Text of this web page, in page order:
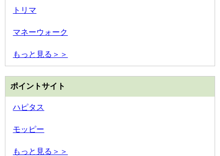
トリマ
マネーウォーク
もっと見る＞＞
ポイントサイト
ハピタス
モッピー
もっと見る＞＞